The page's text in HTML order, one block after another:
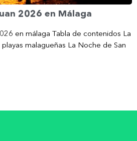
2026 en Málaga
en málaga Tabla de contenidos La
malagueñas La Noche de San